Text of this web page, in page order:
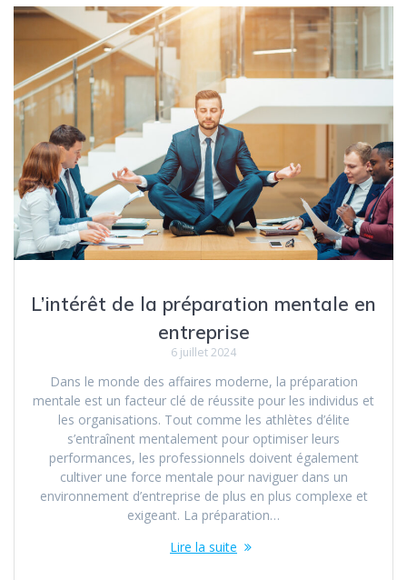
L’intérêt de la préparation mentale en
entreprise
6 juillet 2024
Dans le monde des affaires moderne, la préparation
mentale est un facteur clé de réussite pour les individus et
les organisations. Tout comme les athlètes d’élite
s’entraînent mentalement pour optimiser leurs
performances, les professionnels doivent également
cultiver une force mentale pour naviguer dans un
environnement d’entreprise de plus en plus complexe et
exigeant. La préparation…
Lire la suite